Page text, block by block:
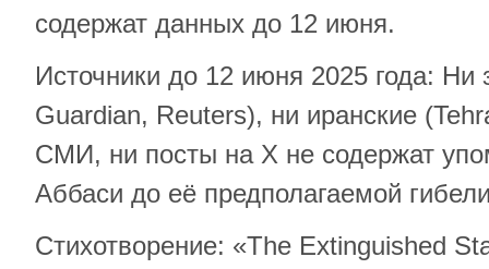
содержат данных до 12 июня.
Источники до 12 июня 2025 года: Ни
Guardian, Reuters), ни иранские
СМИ, ни посты на X не содержат
Аббаси до её предполагаемой
Стихотворение: «The Extinguished